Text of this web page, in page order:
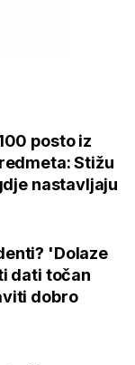
posto iz
Stižu
nastavljaju
'Dolaze
dati točan
dobro